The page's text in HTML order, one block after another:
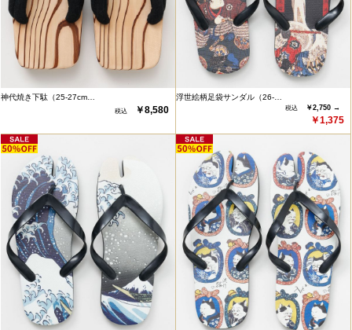
神代焼き下駄（25-27cm…
￥8,580
浮世絵柄足袋サンダル（26-…
￥2,750 →
￥1,375